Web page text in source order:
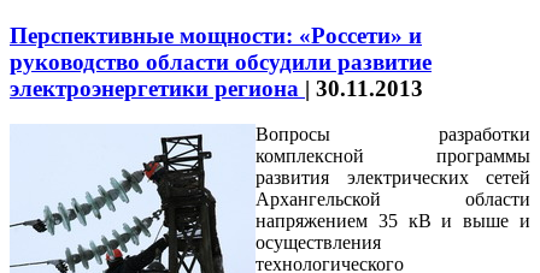
Перспективные мощности: «Россети» и
руководство области обсудили развитие
электроэнергетики региона | 30.11.2013
Вопросы разработки
комплексной программы
развития электрических сетей
Архангельской области
напряжением 35 кВ и выше и
осуществления
технологического